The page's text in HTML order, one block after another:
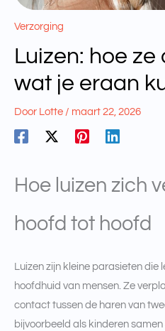
Verzorging
Luizen: hoe
wat je eraan
Door Lotte / maart 22, 2026
Hoe luizen zich
hoofd tot hoofd
Luizen zijn kleine parasieten die
hoofdhuid van mensen. Ze
contact tussen de haren van
bijvoorbeeld als kinderen